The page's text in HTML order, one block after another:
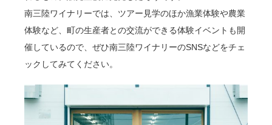
南三陸ワイナリーでは、ツアー見学のほか漁業体験や農業
体験など、町の生産者との交流ができる体験イベントも開
催しているので、ぜひ南三陸ワイナリーのSNSなどをチェ
ックしてみてください。